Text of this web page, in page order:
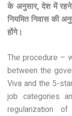
के अनुसार, देश में
नियमित निवास की
होंगे।
The procedure –
between the
Viva and the 5-
job categories
regularization